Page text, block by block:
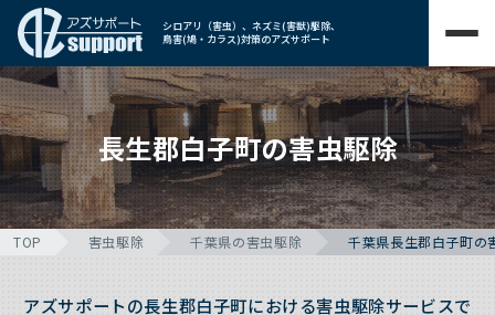
シロアリ（害虫）、ネズミ(害獣)駆除、
鳥害(鳩・カラス)対策のアズサポート
長生郡白子町の害虫駆除
TOP 害虫駆除 千葉県の害虫駆除 千葉県長生郡白子町の
アズサポートの長生郡白子町における害虫駆除サービスで